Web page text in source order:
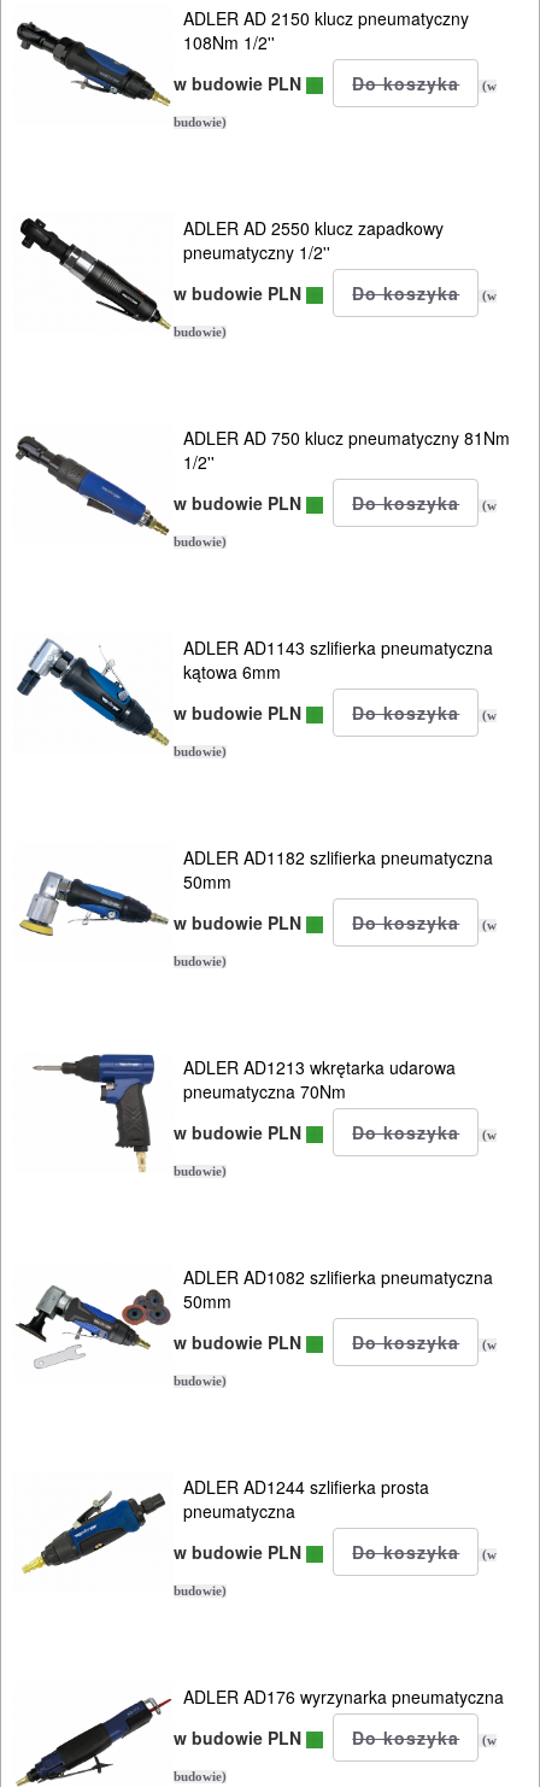
SIECIOWE
ELEKTRONARZĘDZIA
AKUMULATOROWE
AKCESORIA
DO
ELEKTRONARZĘDZI
TRANSPORTOWANIE
POMIAROWE
ADLER AD 2150 klucz pneumatyczny
108Nm 1/2''
w budowie PLN
(w
budowie)
ADLER AD 2550 klucz zapadkowy
pneumatyczny 1/2''
w budowie PLN
(w
budowie)
ADLER AD 750 klucz pneumatyczny 81Nm
1/2''
w budowie PLN
(w
budowie)
ADLER AD1143 szlifierka pneumatyczna
kątowa 6mm
w budowie PLN
(w
budowie)
ADLER AD1182 szlifierka pneumatyczna
50mm
w budowie PLN
(w
budowie)
ADLER AD1213 wkrętarka udarowa
pneumatyczna 70Nm
w budowie PLN
(w
budowie)
ADLER AD1082 szlifierka pneumatyczna
50mm
w budowie PLN
(w
budowie)
ADLER AD1244 szlifierka prosta
pneumatyczna
w budowie PLN
(w
budowie)
ADLER AD176 wyrzynarka pneumatyczna
w budowie PLN
(w
budowie)